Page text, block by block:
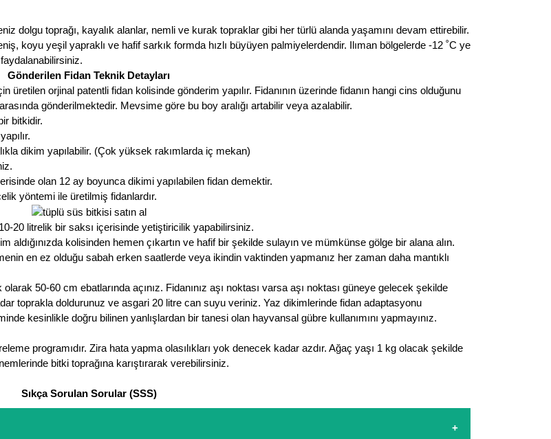
dolgu toprağı, kayalık alanlar, nemli ve kurak topraklar gibi her türlü alanda yaşamını devam ettirebilir.
koyu yeşil yapraklı ve hafif sarkık formda hızlı büyüyen palmiyelerdendir. Ilıman bölgelerde -12 ˚C ye
Gönderilen Fidan Teknik Detayları
orjinal patentli fidan kolisinde gönderim yapılır. Fidanının üzerinde fidanın hangi cins olduğunu
gönderilmektedir. Mevsime göre bu boy aralığı artabilir veya azalabilir.
bitkidir.
dikim yapılabilir. (Çok yüksek rakımlarda iç mekan)
olan 12 ay boyunca dikimi yapılabilen fidan demektir.
yöntemi ile üretilmiş fidanlardır.
20 litrelik bir saksı içerisinde yetiştiricilik yapabilirsiniz.
aldığınızda kolisinden hemen çıkartın ve hafif bir şekilde sulayın ve mümkünse gölge bir alana alın.
en ez olduğu sabah erken saatlerde veya ikindin vaktinden yapmanız her zaman daha mantıklı
50-60 cm ebatlarında açınız. Fidanınız aşı noktası varsa aşı noktası güneye gelecek şekilde
toprakla doldurunuz ve asgari 20 litre can suyu veriniz. Yaz dikimlerinde fidan adaptasyonu
kesinlikle doğru bilinen yanlışlardan bir tanesi olan hayvansal gübre kullanımını yapmayınız.
programıdır. Zira hata yapma olasılıkları yok denecek kadar azdır. Ağaç yaşı 1 kg olacak şekilde
bitki toprağına karıştırarak verebilirsiniz.
Sıkça Sorulan Sorular (SSS)